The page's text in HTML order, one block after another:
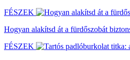
FÉSZEK
Hogyan alakítsd át a fürdőszobát
FÉSZEK